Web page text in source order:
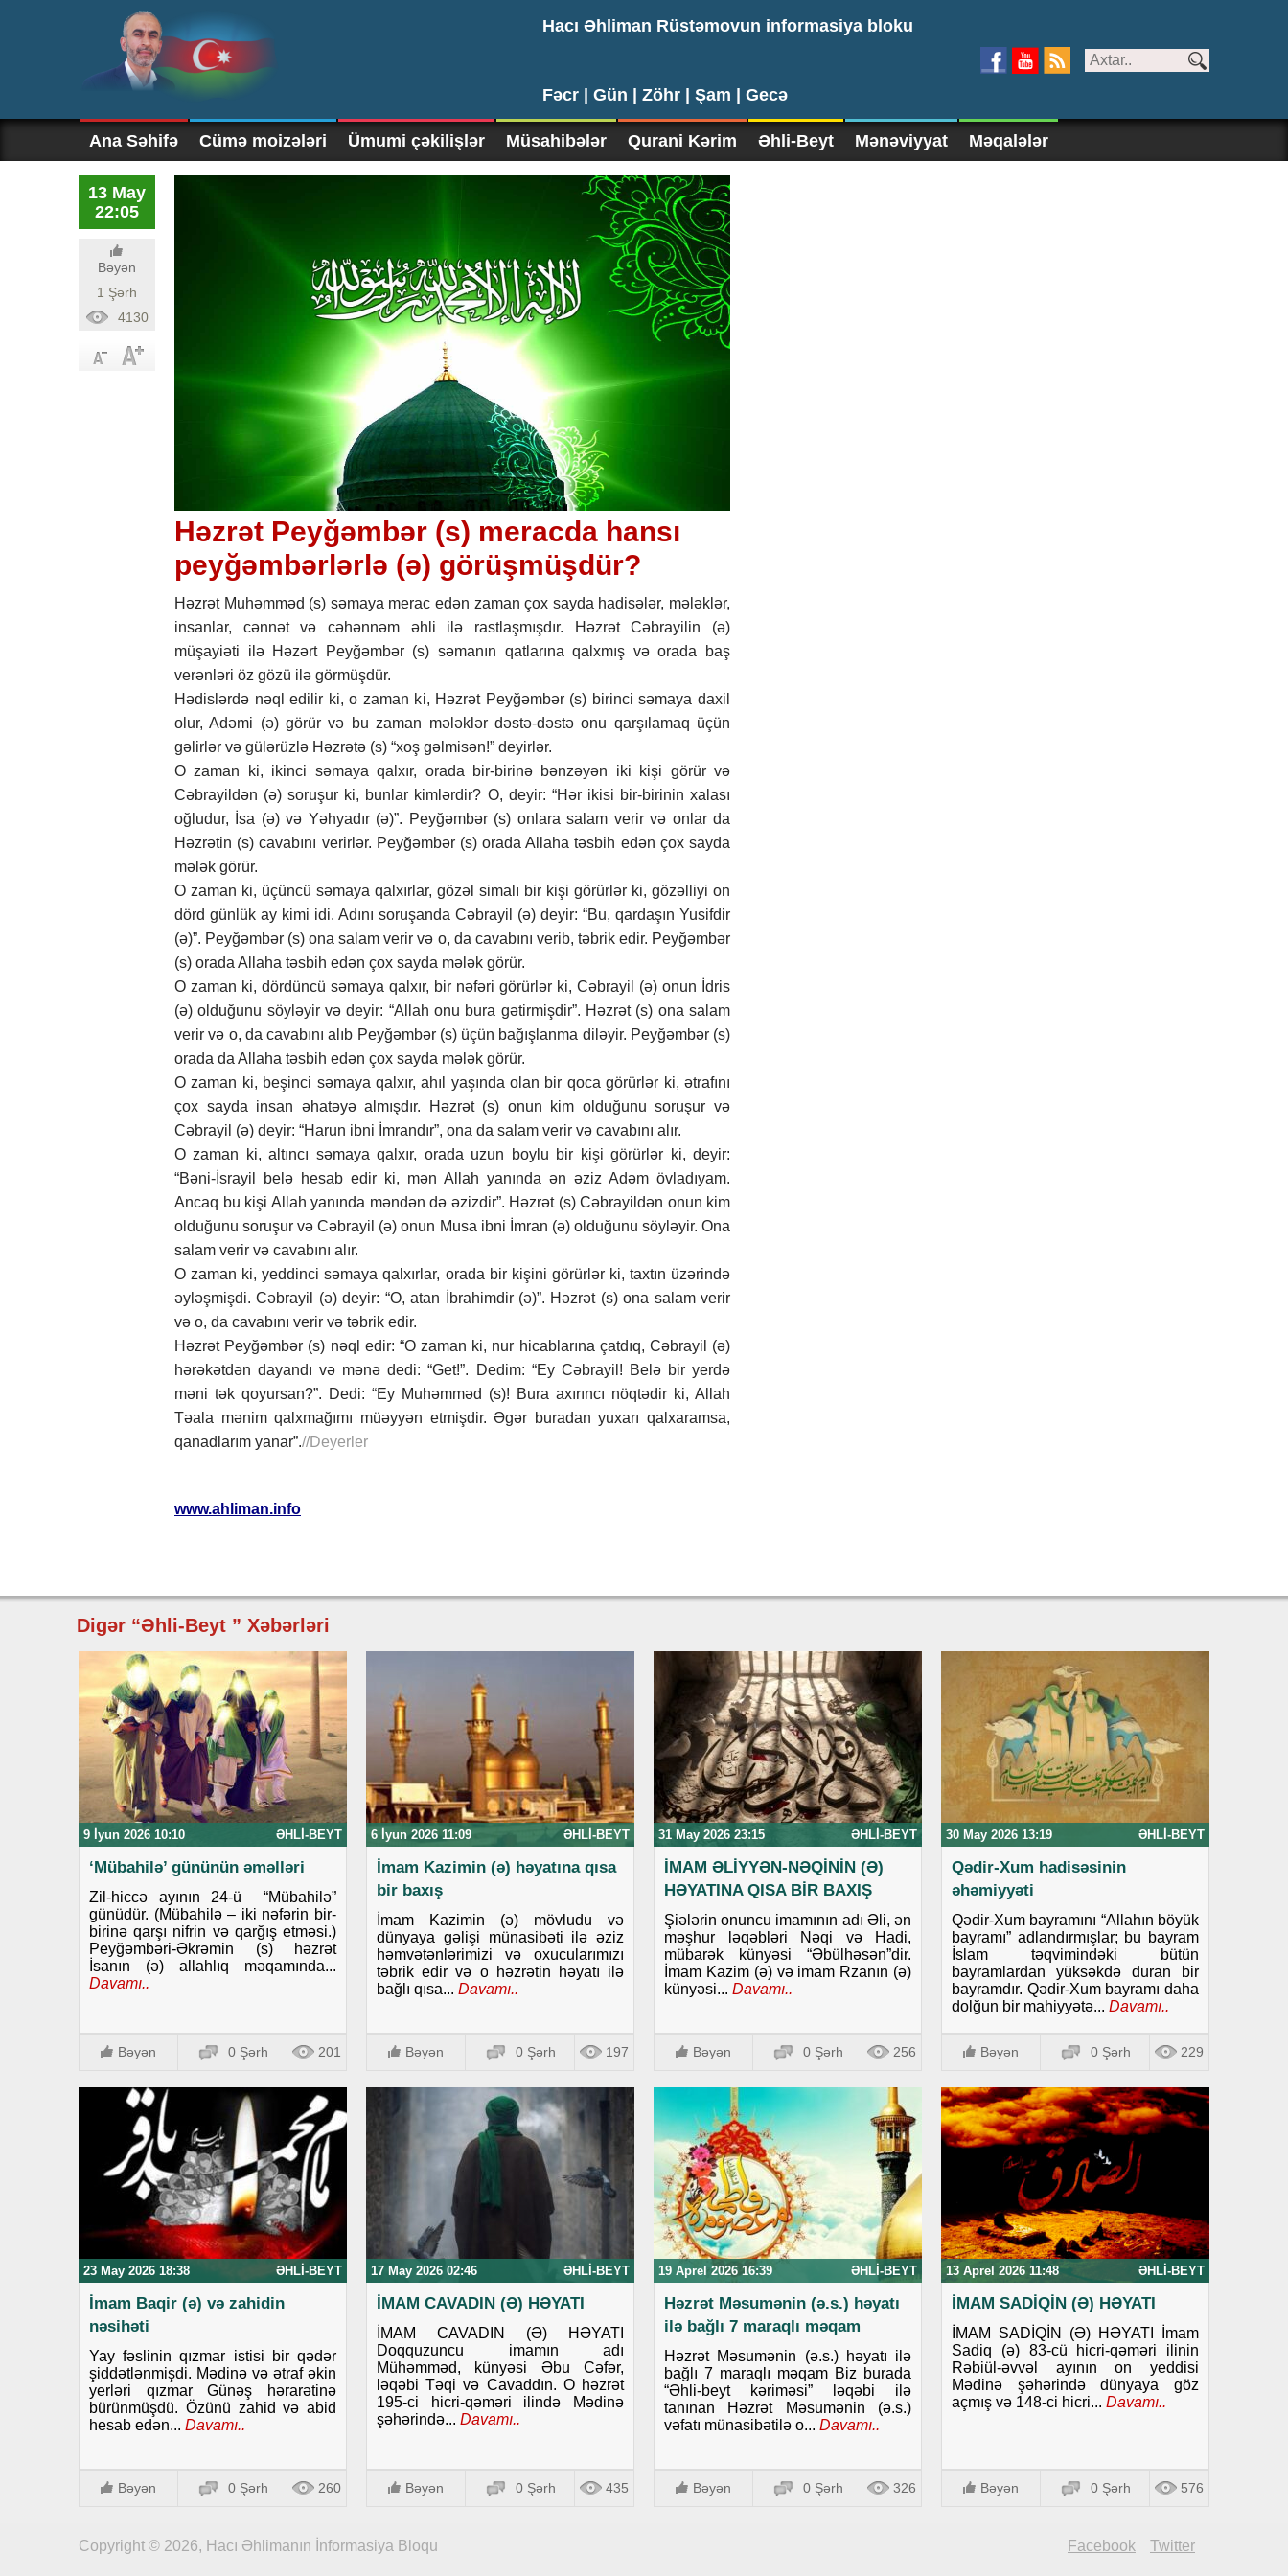
Hacı Əhliman Rüstəmovun informasiya bloku
Fəcr | Gün | Zöhr | Şam | Gecə
Ana Səhifə Cümə moizələri Ümumi çəkilişlər Müsahibələr Qurani Kərim Əhli-Beyt Mənəviyyat Məqalələr
13 May
22:05
Bəyən
1 Şərh
4130
Həzrət Peyğəmbər (s) meracda hansı
peyğəmbərlərlə (ə) görüşmüşdür?
Həzrət Muhəmməd (s) səmaya merac edən zaman çox sayda hadisələr, mələklər,
insanlar, cənnət və cəhənnəm əhli ilə rastlaşmışdır. Həzrət Cəbrayilin (ə)
müşayiəti ilə Həzərt Peyğəmbər (s) səmanın qatlarına qalxmış və orada baş
verənləri öz gözü ilə görmüşdür.
Hədislərdə nəql edilir ki, o zaman ki, Həzrət Peyğəmbər (s) birinci səmaya daxil
olur, Adəmi (ə) görür və bu zaman mələklər dəstə-dəstə onu qarşılamaq üçün
gəlirlər və gülərüzlə Həzrətə (s) “xoş gəlmisən!” deyirlər.
O zaman ki, ikinci səmaya qalxır, orada bir-birinə bənzəyən iki kişi görür və
Cəbrayildən (ə) soruşur ki, bunlar kimlərdir? O, deyir: “Hər ikisi bir-birinin xalası
oğludur, İsa (ə) və Yəhyadır (ə)”. Peyğəmbər (s) onlara salam verir və onlar da
Həzrətin (s) cavabını verirlər. Peyğəmbər (s) orada Allaha təsbih edən çox sayda
mələk görür.
O zaman ki, üçüncü səmaya qalxırlar, gözəl simalı bir kişi görürlər ki, gözəlliyi on
dörd günlük ay kimi idi. Adını soruşanda Cəbrayil (ə) deyir: “Bu, qardaşın Yusifdir
(ə)”. Peyğəmbər (s) ona salam verir və o, da cavabını verib, təbrik edir. Peyğəmbər
(s) orada Allaha təsbih edən çox sayda mələk görür.
O zaman ki, dördüncü səmaya qalxır, bir nəfəri görürlər ki, Cəbrayil (ə) onun İdris
(ə) olduğunu söyləyir və deyir: “Allah onu bura gətirmişdir”. Həzrət (s) ona salam
verir və o, da cavabını alıb Peyğəmbər (s) üçün bağışlanma diləyir. Peyğəmbər (s)
orada da Allaha təsbih edən çox sayda mələk görür.
O zaman ki, beşinci səmaya qalxır, ahıl yaşında olan bir qoca görürlər ki, ətrafını
çox sayda insan əhatəyə almışdır. Həzrət (s) onun kim olduğunu soruşur və
Cəbrayil (ə) deyir: “Harun ibni İmrandır”, ona da salam verir və cavabını alır.
O zaman ki, altıncı səmaya qalxır, orada uzun boylu bir kişi görürlər ki, deyir:
“Bəni-İsrayil belə hesab edir ki, mən Allah yanında ən əziz Adəm övladıyam.
Ancaq bu kişi Allah yanında məndən də əzizdir”. Həzrət (s) Cəbrayildən onun kim
olduğunu soruşur və Cəbrayil (ə) onun Musa ibni İmran (ə) olduğunu söyləyir. Ona
salam verir və cavabını alır.
O zaman ki, yeddinci səmaya qalxırlar, orada bir kişini görürlər ki, taxtın üzərində
əyləşmişdi. Cəbrayil (ə) deyir: “O, atan İbrahimdir (ə)”. Həzrət (s) ona salam verir
və o, da cavabını verir və təbrik edir.
Həzrət Peyğəmbər (s) nəql edir: “O zaman ki, nur hicablarına çatdıq, Cəbrayil (ə)
hərəkətdən dayandı və mənə dedi: “Get!”. Dedim: “Ey Cəbrayil! Belə bir yerdə
məni tək qoyursan?”. Dedi: “Ey Muhəmməd (s)! Bura axırıncı nöqtədir ki, Allah
Təala mənim qalxmağımı müəyyən etmişdir. Əgər buradan yuxarı qalxaramsa,
qanadlarım yanar”.//Deyerler
www.ahliman.info
Digər “Əhli-Beyt ” Xəbərləri
9 İyun 2026 10:10 ƏHLI-BEYT
‘Mübahilə’ gününün əməlləri
Zil-hiccə ayının 24-ü “Mübahilə”
günüdür. (Mübahilə – iki nəfərin bir-
birinə qarşı nifrin və qarğış etməsi.)
Peyğəmbəri-Əkrəmin (s) həzrət
İsanın (ə) allahlıq məqamında...
Davamı..
Bəyən 0 Şərh 201
6 İyun 2026 11:09 ƏHLI-BEYT
İmam Kazimin (ə) həyatına qısa
bir baxış
İmam Kazimin (ə) mövludu və
dünyaya gəlişi münasibəti ilə əziz
həmvətənlərimizi və oxucularımızı
təbrik edir və o həzrətin həyatı ilə
bağlı qısa... Davamı..
Bəyən 0 Şərh 197
31 May 2026 23:15 ƏHLI-BEYT
İMAM ƏLİYYƏN-NƏQİNİN (Ə)
HƏYATINA QISA BİR BAXIŞ
Şiələrin onuncu imamının adı Əli, ən
məşhur ləqəbləri Nəqi və Hadi,
mübarək künyəsi “Əbülhəsən”dir.
İmam Kazim (ə) və imam Rzanın (ə)
künyəsi... Davamı..
Bəyən 0 Şərh 256
30 May 2026 13:19 ƏHLI-BEYT
Qədir-Xum hadisəsinin
əhəmiyyəti
Qədir-Xum bayramını “Allahın böyük
bayramı” adlandırmışlar; bu bayram
İslam təqvimindəki bütün
bayramlardan yüksəkdə duran bir
bayramdır. Qədir-Xum bayramı daha
dolğun bir mahiyyətə... Davamı..
Bəyən 0 Şərh 229
23 May 2026 18:38 ƏHLI-BEYT
İmam Baqir (ə) və zahidin
nəsihəti
Yay fəslinin qızmar istisi bir qədər
şiddətlənmişdi. Mədinə və ətraf əkin
yerləri qızmar Günəş hərarətinə
bürünmüşdü. Özünü zahid və abid
hesab edən... Davamı..
Bəyən 0 Şərh 260
17 May 2026 02:46 ƏHLI-BEYT
İMAM CAVADIN (Ə) HƏYATI
İMAM CAVADIN (Ə) HƏYATI
Doqquzuncu imamın adı
Mühəmməd, künyəsi Əbu Cəfər,
ləqəbi Təqi və Cavaddın. O həzrət
195-ci hicri-qəməri ilində Mədinə
şəhərində... Davamı..
Bəyən 0 Şərh 435
19 Aprel 2026 16:39 ƏHLI-BEYT
Həzrət Məsumənin (ə.s.) həyatı
ilə bağlı 7 maraqlı məqam
Həzrət Məsumənin (ə.s.) həyatı ilə
bağlı 7 maraqlı məqam Biz burada
“Əhli-beyt kəriməsi” ləqəbi ilə
tanınan Həzrət Məsumənin (ə.s.)
vəfatı münasibətilə o... Davamı..
Bəyən 0 Şərh 326
13 Aprel 2026 11:48 ƏHLI-BEYT
İMAM SADİQİN (Ə) HƏYATI
İMAM SADİQİN (Ə) HƏYATI İmam
Sadiq (ə) 83-cü hicri-qəməri ilinin
Rəbiül-əvvəl ayının on yeddisi
Mədinə şəhərində dünyaya göz
açmış və 148-ci hicri... Davamı..
Bəyən 0 Şərh 576
Copyright © 2026, Hacı Əhlimanın İnformasiya Bloqu Facebook Twitter